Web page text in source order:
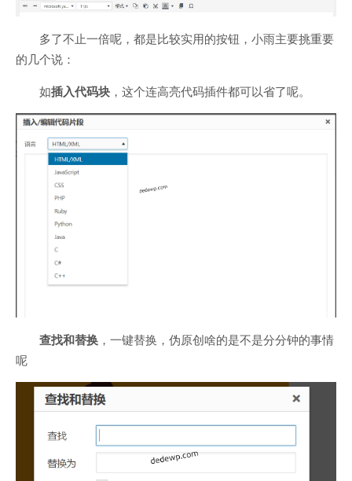
多了不止一倍呢，都是比较实用的按钮，小雨主要挑重要
的几个说：
如插入代码块 ，这个连高亮代码插件都可以省了呢。
查找和替换 ，一键替换，伪原创啥的是不是分分钟的事情
呢